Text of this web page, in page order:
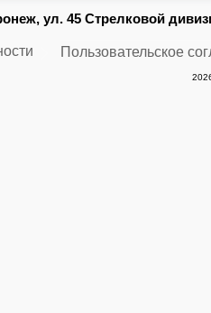
ул. 45 Стрелковой
Пользовательское